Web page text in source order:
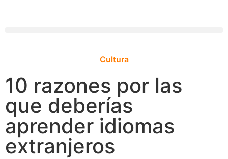
Cultura
10 razones por las
que deberías
aprender idiomas
extranjeros